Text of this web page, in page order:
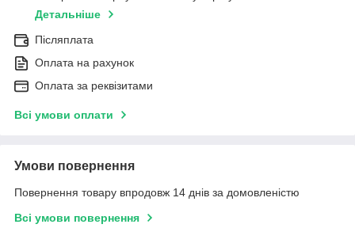
Детальніше
Післяплата
Оплата на рахунок
Оплата за реквізитами
Всі умови оплати
Умови повернення
Повернення товару впродовж 14 днів за домовленістю
Всі умови повернення